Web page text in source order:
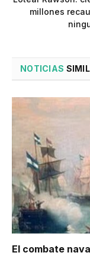
millones
NOTICIAS
El combate